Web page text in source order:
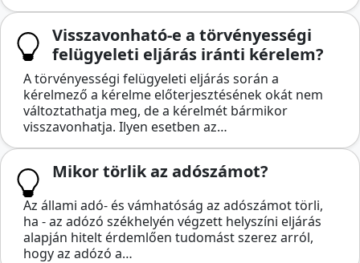
Visszavonható-e a törvényességi
felügyeleti eljárás iránti kérelem?
A törvényességi felügyeleti eljárás során a
kérelmező a kérelme előterjesztésének okát nem
változtathatja meg, de a kérelmét bármikor
visszavonhatja. Ilyen esetben az…
Mikor törlik az adószámot?
Az állami adó- és vámhatóság az adószámot törli,
ha - az adózó székhelyén végzett helyszíni eljárás
alapján hitelt érdemlően tudomást szerez arról,
hogy az adózó a…